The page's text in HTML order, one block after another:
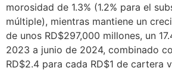
morosidad de 1.3% (1.2% para el
múltiple), mientras mantiene un
de unos RD$297,000 millones, un
2023 a junio de 2024, combinado
RD$2.4 para cada RD$1 de cartera